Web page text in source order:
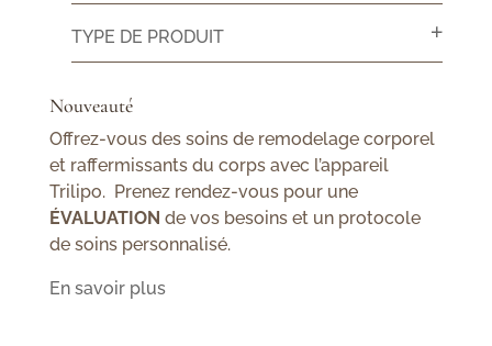
TYPE DE PRODUIT
Nouveauté
Offrez-vous des soins de remodelage corporel
et raffermissants du corps avec l’appareil
Trilipo. Prenez rendez-vous pour une
ÉVALUATION de vos besoins et un protocole
de soins personnalisé.
En savoir plus